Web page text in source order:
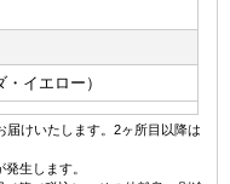
イエロー）
けいたします。2ヶ所目以降は
生します。